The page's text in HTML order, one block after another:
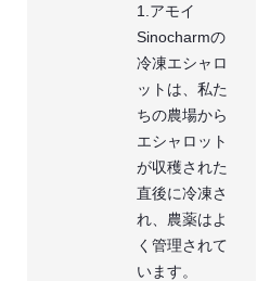
1.アモイ
Sinocharmの
冷凍エシャロ
ットは、私た
ちの農場から
エシャロット
が収穫された
直後に冷凍さ
れ、農薬はよ
く管理されて
います。